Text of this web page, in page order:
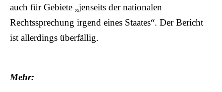
auch für Gebiete „jenseits der nationalen
Rechtssprechung irgend eines Staates“. Der Bericht
ist allerdings überfällig.
Mehr: